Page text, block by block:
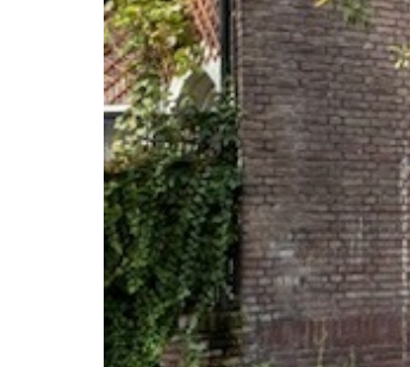
Inklappen